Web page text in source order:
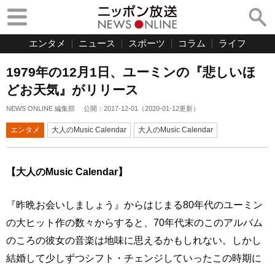
エンタメ ニュース スポーツ コラム ライフ
1979年の12月1日、ユーミンの『悲しいほ
どお天気』がリリース
NEWS ONLINE 編集部 公開： 2017-12-01 （2020-01-12更新）
エンタメ 大人のMusic Calendar 大人のMusic Calendar
【大人のMusic Calendar】
『昨晩お会いしましょう』からはじまる80年代のユーミン
の大ヒット作の数々からすると、70年代末のこのアルバム
のころの彼女の音楽は地味に思えるかもしれない。しかし
結婚して少しずつシフト・チェンジしていったこの時期に